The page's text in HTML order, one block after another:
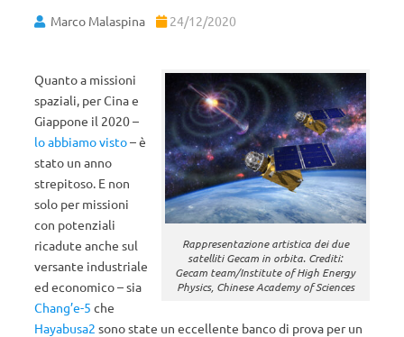
Marco Malaspina 24/12/2020
Rappresentazione artistica dei due
satelliti Gecam in orbita. Crediti:
Gecam team/Institute of High Energy
Physics, Chinese Academy of Sciences
Quanto a missioni
spaziali, per Cina e
Giappone il 2020 –
lo abbiamo visto– è
stato un anno
strepitoso. E non
solo per missioni
con potenziali
ricadute anche sul
versante industriale
ed economico – sia
Chang’e-5 che
Hayabusa2 sono state un eccellente banco di prova per un